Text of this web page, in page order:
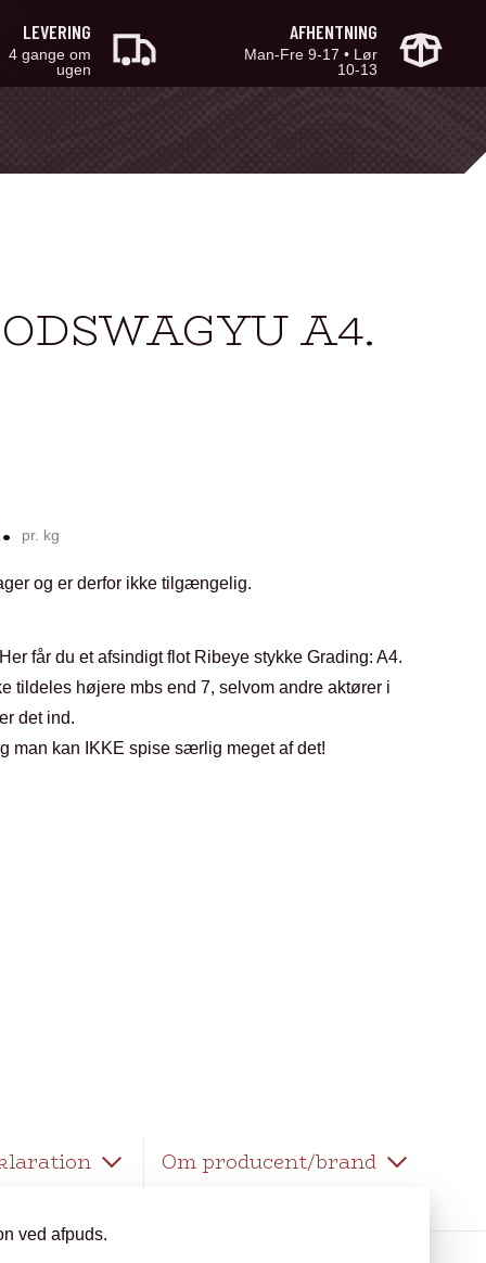
LEVERING
4 gange om
ugen
AFHENTNING
Man-Fre 9-17 • Lør
10-13
A4.
pr. kg
og er derfor ikke tilgængelig.
får du et afsindigt flot Ribeye stykke Grading: A4.
tildeles højere mbs end 7, selvom andre aktører i
det ind.
man kan IKKE spise særlig meget af det!
Om producent/brand
ved afpuds.